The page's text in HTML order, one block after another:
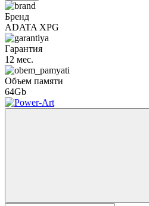
Бренд
ADATA XPG
Гарантия
12 мес.
Объем памяти
64Gb